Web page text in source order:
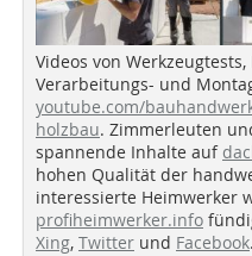
Videos von
Verarbeitungs- und
youtube.com/
holzbau. Zimmerleuten
spannende Inhalte auf
hohen Qualität der
interessierte Heimwerker
profiheimwerker.info
Xing, Twitter und Facebook.